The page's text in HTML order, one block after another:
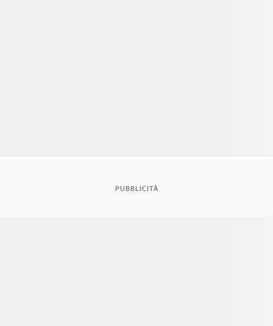
PUBBLICITÀ